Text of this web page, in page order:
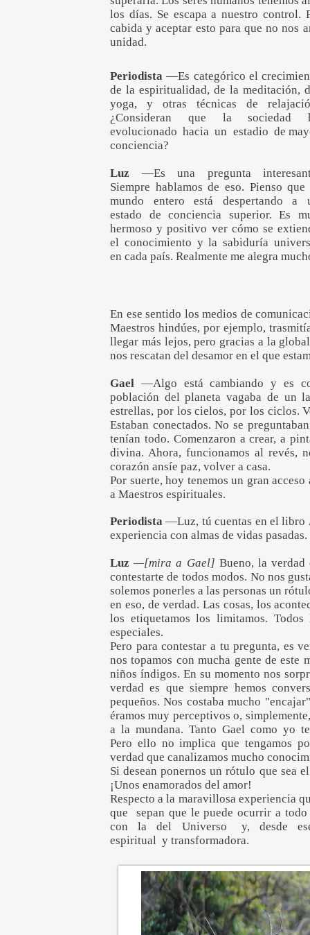
los días. Se escapa a nuestro control.
cabida y aceptar esto para que no nos
unidad.
Periodista —Es categórico el
de la espiritualidad, de la meditación,
yoga, y otras técnicas de
¿Consideran que la sociedad
evolucionado hacia un estadio de
conciencia?
Luz —Es una pregunta
Siempre hablamos de eso. Pienso que
mundo entero está despertando a
estado de conciencia superior. Es
hermoso y positivo ver cómo se
el conocimiento y la sabiduría
en cada país. Realmente me alegra
En ese sentido los medios de
Maestros hindúes, por ejemplo,
llegar más lejos, pero gracias a la
nos rescatan del desamor en el que
Gael —Algo está cambiando y es
población del planeta vagaba de un
estrellas, por los cielos, por los ciclos.
Estaban conectados. No se
tenían todo. Comenzaron a crear, a
divina. Ahora, funcionamos al revés,
corazón ansíe paz, volver a casa.
Por suerte, hoy tenemos un gran
a Maestros espirituales.
Periodista —Luz, tú cuentas en el libro
experiencia con almas de vidas
Luz—[mira a Gael] Bueno, la verdad
contestarte de todos modos. No nos
solemos ponerles a las personas un
en eso, de verdad. Las cosas, los
los etiquetamos los limitamos.
especiales.
Pero para contestar a tu pregunta, es
nos topamos con mucha gente de
niños índigos. En su momento nos
verdad es que siempre hemos
pequeños. Nos costaba mucho
éramos muy perceptivos o,
a la mundana. Tanto Gael como yo
Pero ello no implica que tengamos
verdad que canalizamos mucho
Si desean ponernos un rótulo que sea
¡Unos enamorados del amor!
Respecto a la maravillosa experiencia
que sepan que le puede ocurrir a
con la del Universo y, desde
espiritual y transformadora.